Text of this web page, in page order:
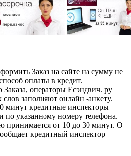
Заказ на сайте на сумму не
оплаты в кредит.
операторы Есэндвич. ру
заполняют онлайн -анкету.
минут кредитные инспекторы
по указанному номеру телефона.
принимается от 10 до 30 минут. О
кредитный инспектор